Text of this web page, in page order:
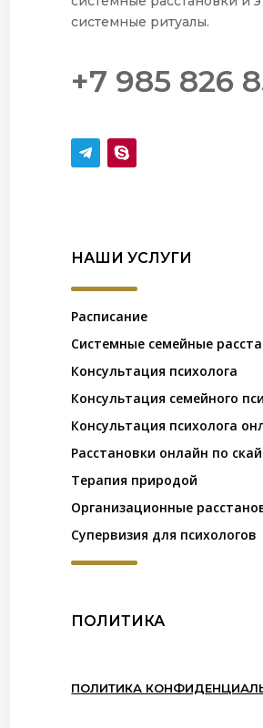
системные ритуалы.
+7 985 826
НАШИ УСЛУГИ
Расписание
Системные семейные
Консультация психолога
Консультация семейного
Консультация психолога
Расстановки онлайн по
Терапия природой
Организационные
Супервизия для психологов
ПОЛИТИКА
ПОЛИТИКА